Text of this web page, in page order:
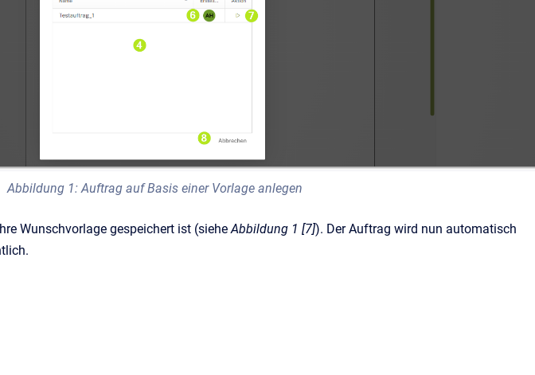
Abbildung 1: Auftrag auf Basis einer Vorlage anlegen
Wunschvorlage gespeichert ist (siehe Abbildung 1 [7]). Der Auftrag wird nun automatisch